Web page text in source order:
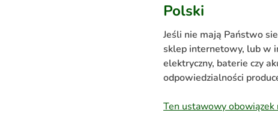
Polski
Jeśli nie mają Państwo
sklep internetowy, lub w
elektryczny, baterie czy
odpowiedzialności
Ten ustawowy obowiązek